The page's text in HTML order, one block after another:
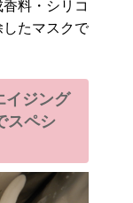
料・シリコ
たマスクで
イジング
スペシ